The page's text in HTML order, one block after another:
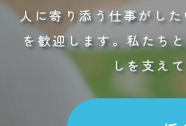
人に寄り添う仕事がし
を歓迎します。私たち
しを支え